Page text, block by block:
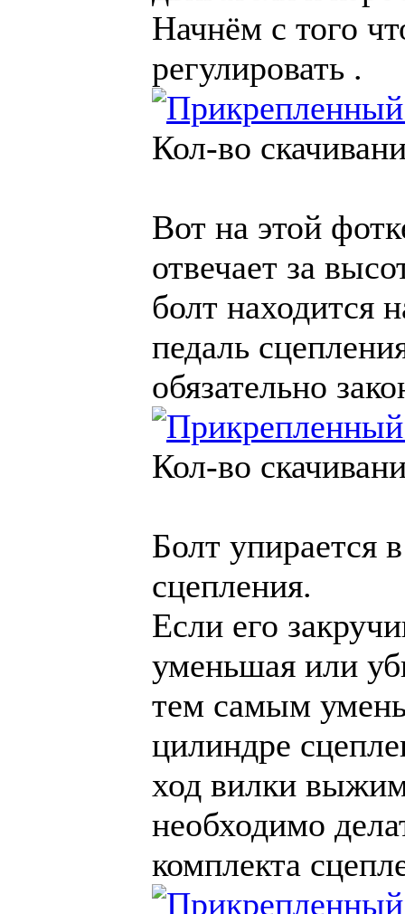
Начнём с того
регулировать .
Кол-во
Вот на этой
отвечает за
болт находится
педаль
обязательно
Кол-во
Болт упирается
сцепления.
Если его
уменьшая или
тем самым
цилиндре
ход вилки
необходимо
комплекта